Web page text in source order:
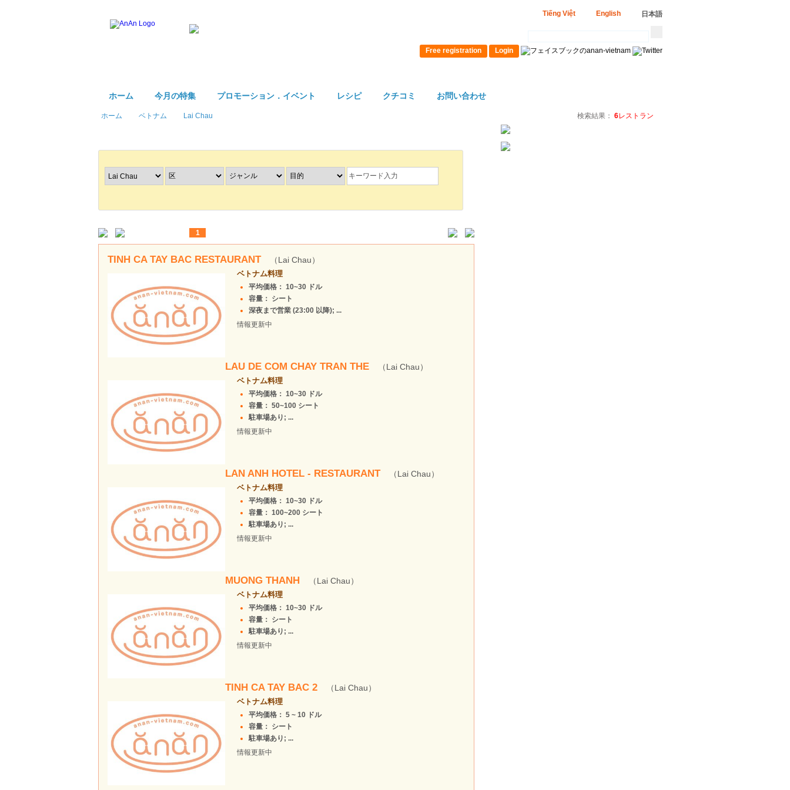
ホーム 今月の特集 プロモーション．イベント レシピ クチコミ お問い合わせ
日本語
English
Tiếng Việt
Free registration Login
ホーム ベトナム Lai Chau 検索結果： 6レストラン
1
TINH CA TAY BAC RESTAURANT （Lai Chau）
ベトナム料理
平均価格： 10~30 ドル
容量： シート
深夜まで営業 (23:00 以降); ...
情報更新中
LAU DE COM CHAY TRAN THE （Lai Chau）
ベトナム料理
平均価格： 10~30 ドル
容量： 50~100 シート
駐車場あり; ...
情報更新中
LAN ANH HOTEL - RESTAURANT （Lai Chau）
ベトナム料理
平均価格： 10~30 ドル
容量： 100~200 シート
駐車場あり; ...
情報更新中
MUONG THANH （Lai Chau）
ベトナム料理
平均価格： 10~30 ドル
容量： シート
駐車場あり; ...
情報更新中
TINH CA TAY BAC 2 （Lai Chau）
ベトナム料理
平均価格： 5 ~ 10 ドル
容量： シート
駐車場あり; ...
情報更新中